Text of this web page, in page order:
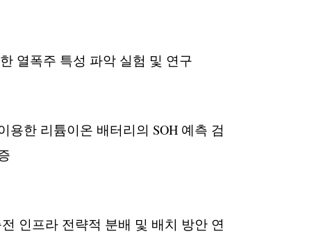
열폭주 특성 파악 실험 및 연구
용한 리튬이온 배터리의 SOH 예측 검
인프라 전략적 분배 및 배치 방안 연